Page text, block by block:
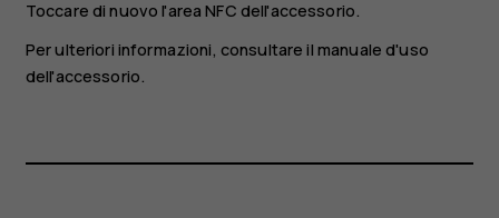
Toccare di nuovo l'area NFC dell'accessorio.
Per ulteriori informazioni, consultare il manuale d'uso
dell'accessorio.